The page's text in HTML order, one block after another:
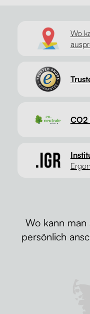
Wo
CO2
Wo kann
persönlich